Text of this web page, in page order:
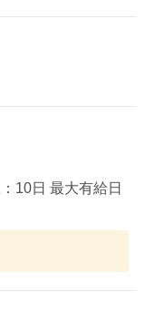
10日 最大有給日